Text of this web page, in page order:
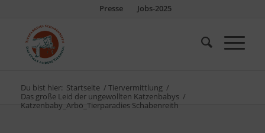
Presse Jobs-2025
Du bist hier: Startseite / Tiervermittlung /
Das große Leid der ungewollten Katzenbabys /
Katzenbaby_Arbö_Tierparadies Schabenreith